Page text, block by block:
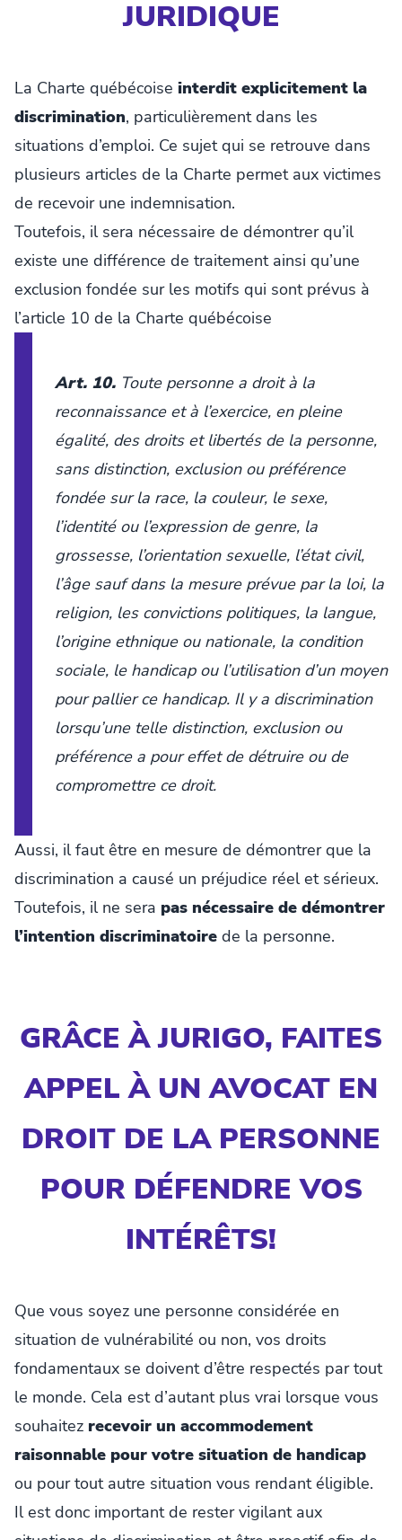
JURIDIQUE
La Charte québécoise interdit explicitement la
discrimination, particulièrement dans les
situations d’emploi. Ce sujet qui se retrouve dans
plusieurs articles de la Charte permet aux victimes
de recevoir une indemnisation.
Toutefois, il sera nécessaire de démontrer qu’il
existe une différence de traitement ainsi qu’une
exclusion fondée sur les motifs qui sont prévus à
l’article 10 de la Charte québécoise
Art. 10. Toute personne a droit à la
reconnaissance et à l’exercice, en pleine
égalité, des droits et libertés de la personne,
sans distinction, exclusion ou préférence
fondée sur la race, la couleur, le sexe,
l’identité ou l’expression de genre, la
grossesse, l’orientation sexuelle, l’état civil,
l’âge sauf dans la mesure prévue par la loi, la
religion, les convictions politiques, la langue,
l’origine ethnique ou nationale, la condition
sociale, le handicap ou l’utilisation d’un moyen
pour pallier ce handicap. Il y a discrimination
lorsqu’une telle distinction, exclusion ou
préférence a pour effet de détruire ou de
compromettre ce droit.
Aussi, il faut être en mesure de démontrer que la
discrimination a causé un préjudice réel et sérieux.
Toutefois, il ne sera pas nécessaire de démontrer
l’intention discriminatoire de la personne.
GRÂCE À JURIGO, FAITES
APPEL À UN AVOCAT EN
DROIT DE LA PERSONNE
POUR DÉFENDRE VOS
INTÉRÊTS!
Que vous soyez une personne considérée en
situation de vulnérabilité ou non, vos droits
fondamentaux se doivent d’être respectés par tout
le monde. Cela est d’autant plus vrai lorsque vous
souhaitez recevoir un accommodement
raisonnable pour votre situation de handicap
ou pour tout autre situation vous rendant éligible.
Il est donc important de rester vigilant aux